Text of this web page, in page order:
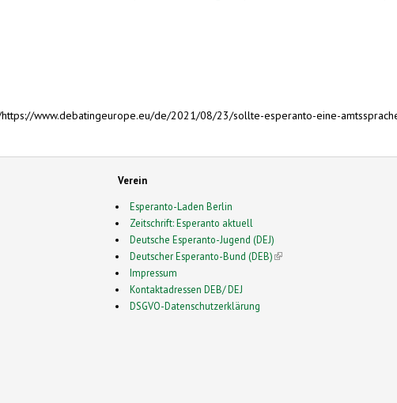
www.debatingeurope.eu/de/2021/08/23/sollte-esperanto-eine-
Verein
Esperanto-Laden Berlin
Zeitschrift: Esperanto aktuell
Deutsche Esperanto-Jugend (DEJ)
Deutscher Esperanto-Bund (DEB)(link is external)
Impressum
Kontaktadressen DEB/ DEJ
DSGVO-Datenschutzerklärung